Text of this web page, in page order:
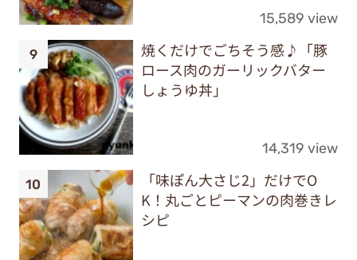
15,589 view
焼くだけでごちそう感♪「豚
ロース肉のガーリックバター
しょうゆ丼」
14,319 view
「味ぽん大さじ2」だけでO
K！丸ごとピーマンの肉巻きレ
シピ